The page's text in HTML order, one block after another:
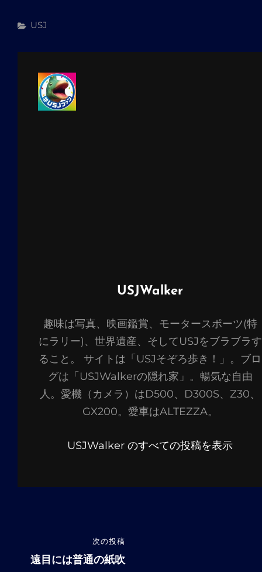
カ
ゴ
ー
USJ
投
者:
USJWalker
趣味は写真、映画鑑賞、モータースポーツ(特
にラリー)、世界遺産、そしてUSJをブラブラす
ること。 サイトは「USJそぞろ歩き！」。ブロ
グは「USJWalkerの隠れ家」。暢気な自由
人。愛機（カメラ）はD500、D300S、Z30、
GX200。愛車はALTEZZA。
USJWalker のすべての投稿を表示
稿
の
次の投稿
遠目には普通の紙吹